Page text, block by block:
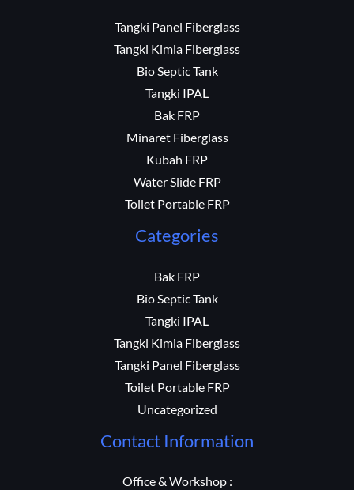
Tangki Panel Fiberglass
Tangki Kimia Fiberglass
Bio Septic Tank
Tangki IPAL
Bak FRP
Minaret Fiberglass
Kubah FRP
Water Slide FRP
Toilet Portable FRP
Categories
Bak FRP
Bio Septic Tank
Tangki IPAL
Tangki Kimia Fiberglass
Tangki Panel Fiberglass
Toilet Portable FRP
Uncategorized
Contact Information
Office & Workshop :